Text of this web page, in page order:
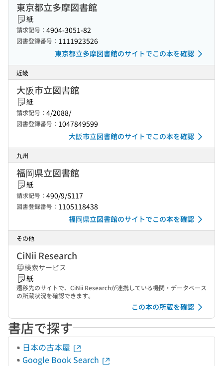
東京都立多摩図書館
紙
請求記号： 4904-3051-82
図書登録番号： 1111923526
東京都立多摩図書館のサイトでこの本を確認
近畿
大阪市立図書館
紙
請求記号： 4/2088/
図書登録番号： 1047849599
大阪市立図書館のサイトでこの本を確認
九州
福岡県立図書館
紙
請求記号： 490/9/S117
図書登録番号： 1105118438
福岡県立図書館のサイトでこの本を確認
その他
CiNii Research
検索サービス
紙
遷移先のサイトで、CiNii Researchが連携している機関・データベース
の所蔵状況を確認できます。
この本の所蔵を確認
書店で探す
日本の古本屋
Google Book Search